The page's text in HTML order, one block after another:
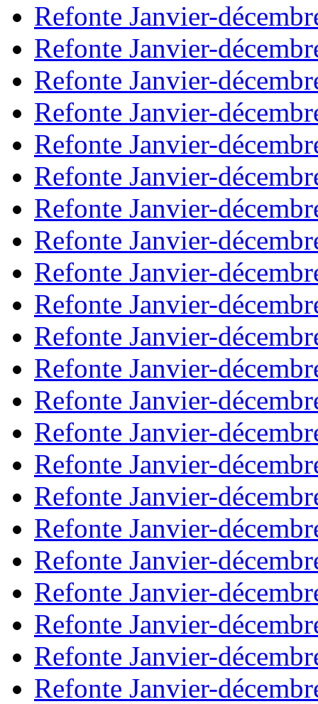
Refonte Janvier-
Refonte Janvier-
Refonte Janvier-
Refonte Janvier-
Refonte Janvier-
Refonte Janvier-
Refonte Janvier-
Refonte Janvier-
Refonte Janvier-
Refonte Janvier-
Refonte Janvier-
Refonte Janvier-
Refonte Janvier-
Refonte Janvier-
Refonte Janvier-
Refonte Janvier-
Refonte Janvier-
Refonte Janvier-
Refonte Janvier-
Refonte Janvier-
Refonte Janvier-
Refonte Janvier-